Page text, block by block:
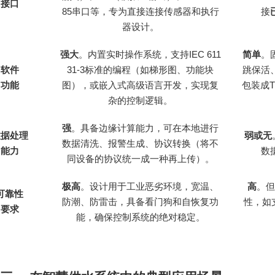
接口
85串口等，专为直接连接传感器和执行
器设计。
接
软件
功能
强大。内置实时操作系统，支持IEC 611
31-3标准的编程（如梯形图、功能块
图），或嵌入式高级语言开发，实现复
杂的控制逻辑。
简单。
跳保活
包装成
处理
能力
强。具备边缘计算能力，可在本地进行
数据清洗、报警生成、协议转换（将不
同设备的协议统一成一种再上传）。
弱或无
数
靠性
要求
极高。设计用于工业恶劣环境，宽温、
防潮、防雷击，具备看门狗和自恢复功
能，确保控制系统的绝对稳定。
高。
性，如